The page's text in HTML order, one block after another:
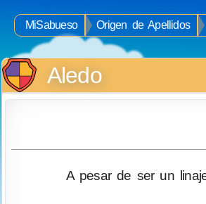
MiSabueso Origen de Apellidos
Aledo
A pesar de ser un